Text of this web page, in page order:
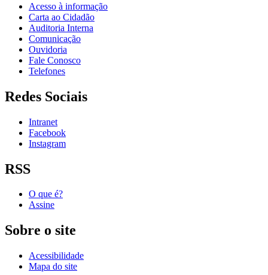
Acesso à informação
Carta ao Cidadão
Auditoria Interna
Comunicação
Ouvidoria
Fale Conosco
Telefones
Redes Sociais
Intranet
Facebook
Instagram
RSS
O que é?
Assine
Sobre o site
Acessibilidade
Mapa do site